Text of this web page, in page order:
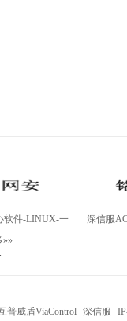
软件-LINUX-一
»»
.
深信服
普威盾ViaControl 深信服